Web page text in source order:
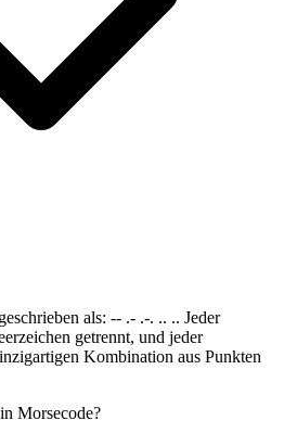
als: -- .- .-. .. .. Jeder
getrennt, und jeder
Kombination aus Punkten
Morsecode?